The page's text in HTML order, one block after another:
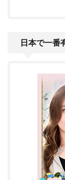
日本で一番